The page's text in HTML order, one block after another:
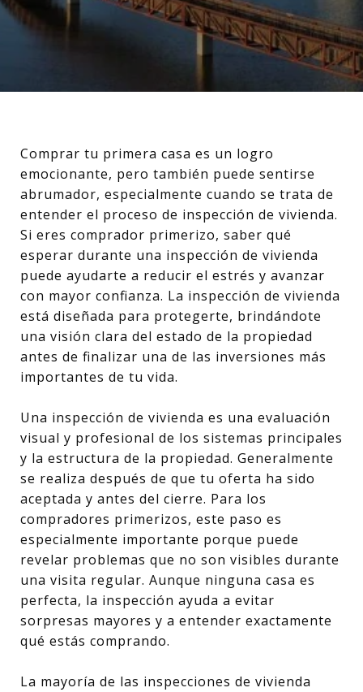
Comprar tu primera casa es un logro
emocionante, pero también puede sentirse
abrumador, especialmente cuando se trata de
entender el proceso de inspección de vivienda.
Si eres comprador primerizo, saber qué
esperar durante una inspección de vivienda
puede ayudarte a reducir el estrés y avanzar
con mayor confianza. La inspección de vivienda
está diseñada para protegerte, brindándote
una visión clara del estado de la propiedad
antes de finalizar una de las inversiones más
importantes de tu vida.
Una inspección de vivienda es una evaluación
visual y profesional de los sistemas principales
y la estructura de la propiedad. Generalmente
se realiza después de que tu oferta ha sido
aceptada y antes del cierre. Para los
compradores primerizos, este paso es
especialmente importante porque puede
revelar problemas que no son visibles durante
una visita regular. Aunque ninguna casa es
perfecta, la inspección ayuda a evitar
sorpresas mayores y a entender exactamente
qué estás comprando.
La mayoría de las inspecciones de vivienda